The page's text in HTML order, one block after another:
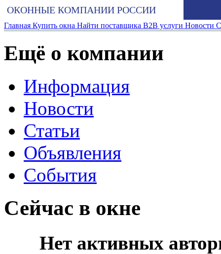
ОКОННЫЕ КОМПАНИИ РОССИИ
Главная Купить окна Найти поставщика B2B услуги Новости
Ещё о компании
Информация
Новости
Статьи
Объявления
События
Сейчас в окне
Нет активных